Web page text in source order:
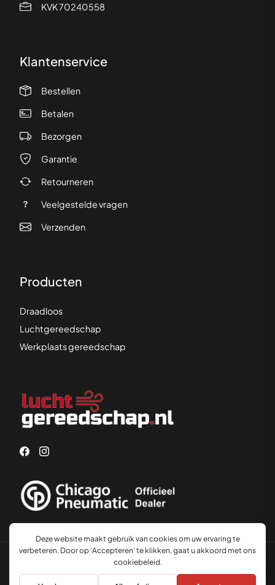
KVK 70240558
Klantenservice
Bestellen
Betalen
Bezorgen
Garantie
Retourneren
Veelgestelde vragen
Verzenden
Producten
Draadloos
Luchtgereedschap
Werkplaats gereedschap
© 2026 Luchtgereedschap.nl
Advies nodig?